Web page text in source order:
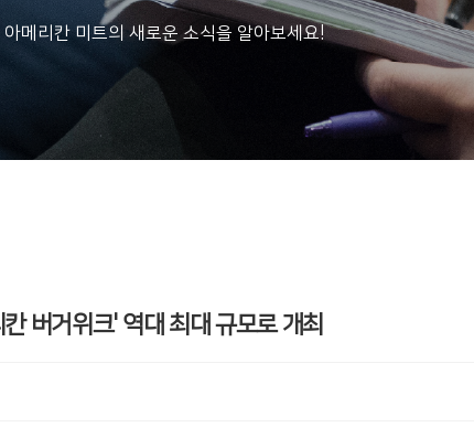
아메리칸 미트의 새로운 소식을 알아보세요!
버거위크' 역대 최대 규모로 개최